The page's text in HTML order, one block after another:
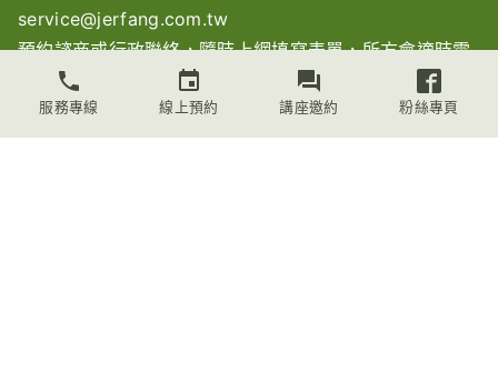
service@jerfang.com.tw
預約諮商或行政聯絡，隨時上網填寫表單，所方會適時電
話連絡。
與所方電話聯絡：請在週間（一到五）的中午12~2點間來
電。
服務專線 線上預約 講座邀約 粉絲專頁